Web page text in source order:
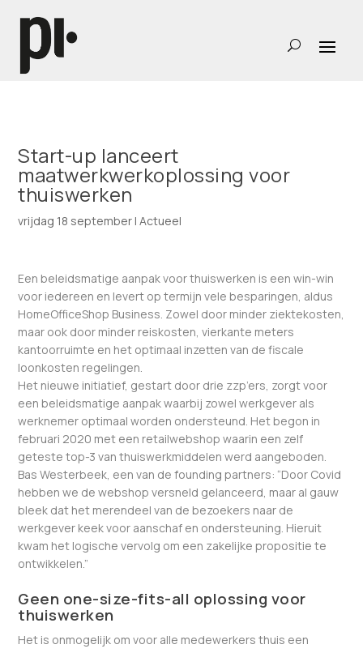
Start-up lanceert
maatwerkwerkoplossing voor
thuiswerken
vrijdag 18 september |Actueel
Een beleidsmatige aanpak voor thuiswerken is een win-win
voor iedereen en levert op termijn vele besparingen, aldus
HomeOfficeShop Business. Zowel door minder ziektekosten,
maar ook door minder reiskosten, vierkante meters
kantoorruimte en het optimaal inzetten van de fiscale
loonkosten regelingen.
Het nieuwe initiatief, gestart door drie zzp’ers, zorgt voor
een beleidsmatige aanpak waarbij zowel werkgever als
werknemer optimaal worden ondersteund. Het begon in
februari 2020 met een retailwebshop waarin een zelf
geteste top-3 van thuiswerkmiddelen werd aangeboden.
Bas Westerbeek, een van de founding partners: “Door Covid
hebben we de webshop versneld gelanceerd, maar al gauw
bleek dat het merendeel van de bezoekers naar de
werkgever keek voor aanschaf en ondersteuning. Hieruit
kwam het logische vervolg om een zakelijke propositie te
ontwikkelen.”
Geen one-size-fits-all oplossing voor
thuiswerken
Het is onmogelijk om voor alle medewerkers thuis een